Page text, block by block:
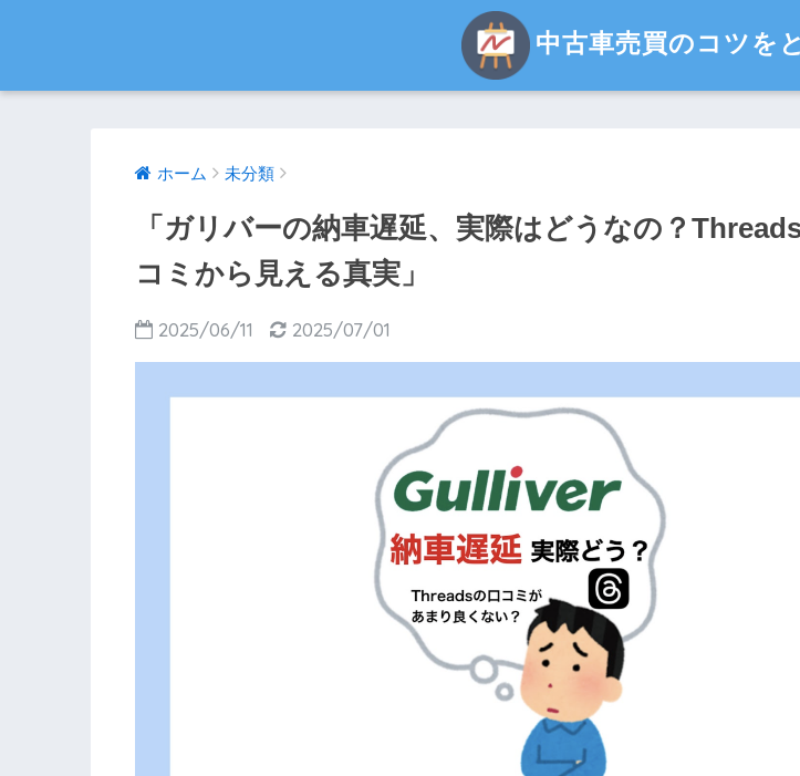
中古車売買のコツを
ホーム 未分類
「ガリバーの納車遅延、実際はどうなの？
コミから見える真実」
2025/06/11 2025/07/01